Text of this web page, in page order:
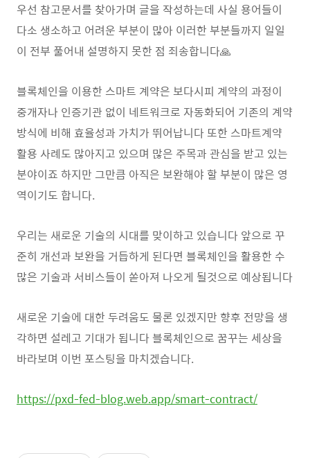
우선 참고문서를 찾아가며 글을 작성하는데 사실 용어들이
다소 생소하고 어려운 부분이 많아 이러한 부분들까지 일일
이 전부 풀어내 설명하지 못한 점 죄송합니다🙏
블록체인을 이용한 스마트 계약은 보다시피 계약의 과정이
중개자나 인증기관 없이 네트워크로 자동화되어 기존의 계약
방식에 비해 효율성과 가치가 뛰어납니다 또한 스마트계약
활용 사례도 많아지고 있으며 많은 주목과 관심을 받고 있는
분야이죠 하지만 그만큼 아직은 보완해야 할 부분이 많은 영
역이기도 합니다.
우리는 새로운 기술의 시대를 맞이하고 있습니다 앞으로 꾸
준히 개선과 보완을 거듭하게 된다면 블록체인을 활용한 수
많은 기술과 서비스들이 쏟아져 나오게 될것으로 예상됩니다
새로운 기술에 대한 두려움도 물론 있겠지만 향후 전망을 생
각하면 설레고 기대가 됩니다 블록체인으로 꿈꾸는 세상을
바라보며 이번 포스팅을 마치겠습니다.
https://pxd-fed-blog.web.app/smart-contract/